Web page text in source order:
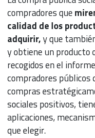
compradores que
calidad de los
adquirir,y que
y obtiene un producto
recogidos en el
compradores públicos
compras
sociales positivos,
aplicaciones,
que elegir.